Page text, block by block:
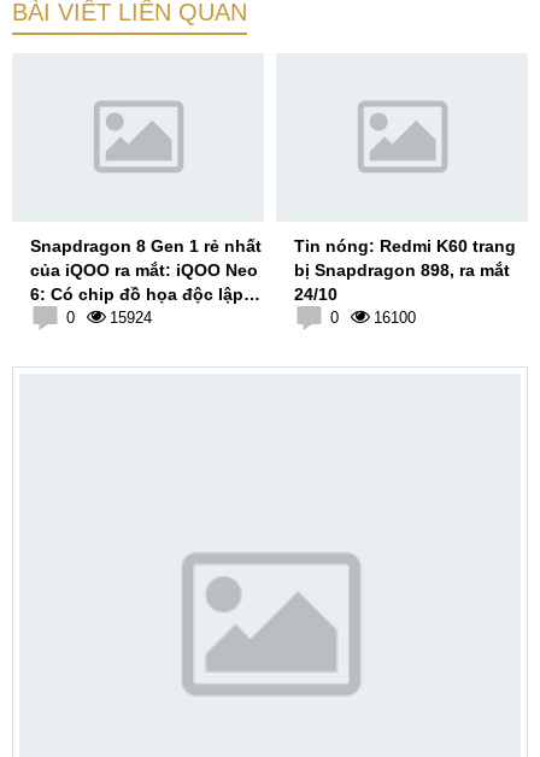
BÀI VIẾT LIÊN QUAN
Snapdragon 8 Gen 1 rẻ nhất
của iQOO ra mắt: iQOO Neo
6: Có chip đồ họa độc lập
0 15924
Tin nóng: Redmi K60 trang
bị Snapdragon 898, ra mắt
24/10
0 16100